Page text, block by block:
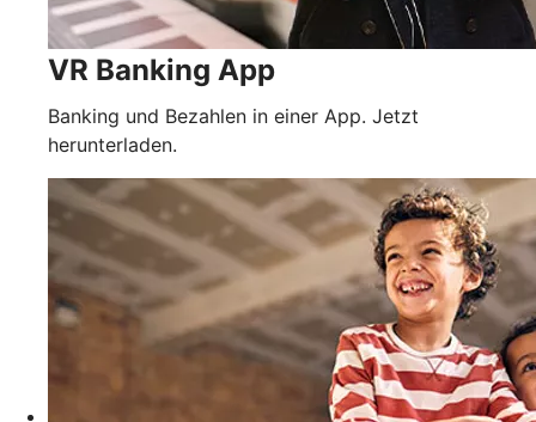
VR Banking App
Banking und Bezahlen in einer App. Jetzt
herunterladen.